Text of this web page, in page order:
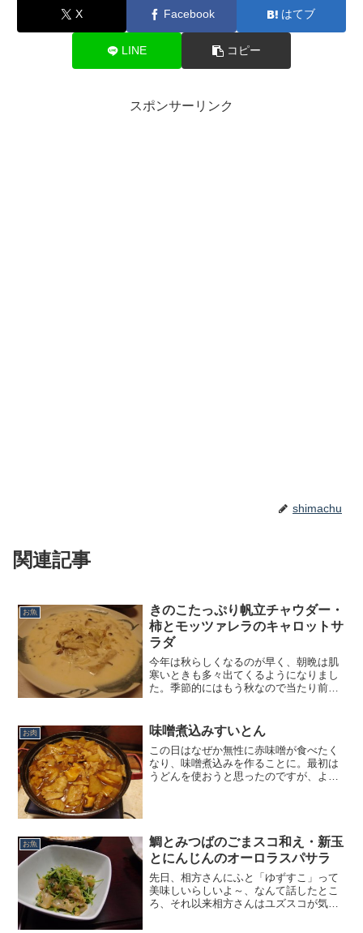
X Facebook はてブ
LINE コピー
スポンサーリンク
shimachu
関連記事
お魚
きのこたっぷり帆立チャウダー・
柿とモッツァレラのキャロットサ
ラダ
今年は秋らしくなるのが早く、朝晩は肌
寒いときも多々出てくるようになりまし
た。季節的にはもう秋なので当たり前な
ようで怖い気がします。朝晩が涼しくな
ると、温かいものが恋しく...
お肉 味噌煮込みすいとん
この日はなぜか無性に赤味噌が食べたく
なり、味噌煮込みを作ることに。最初は
うどんを使おうと思ったのですが、より
お魚
鯛とみつばのごまスコ和え・新玉
とにんじんのオーロラスパサラ
先日、相方さんにふと「ゆずすこ」って
美味しいらしいよ～、なんて話したとこ
ろ、それ以来相方さんはユズスコが気に